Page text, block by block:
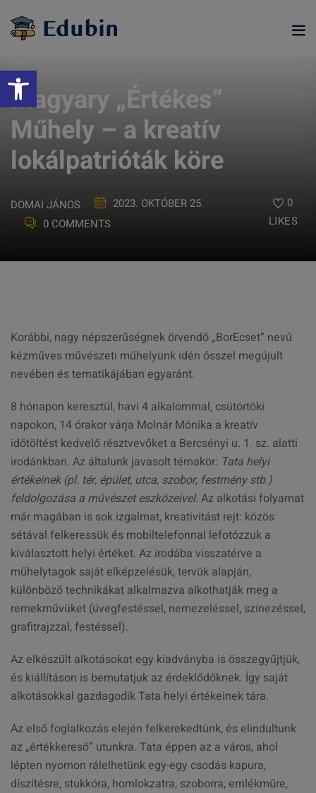
Eszköztár megnyitása
content
Magyary „Értékes”
Műhely – a kreatív
lokálpatrióták köre
DOMAI JÁNOS
2023. OKTÓBER 25.
0 COMMENTS
0
LIKES
Korábbi, nagy népszerűségnek örvendő „BorEcset” nevű
kézműves művészeti műhelyünk idén ősszel megújult
nevében és tematikájában egyaránt.
8 hónapon keresztül, havi 4 alkalommal, csütörtöki
napokon, 14 órakor várja Molnár Mónika a kreatív
időtöltést kedvelő résztvevőket a Bercsényi u. 1. sz. alatti
irodánkban. Az általunk javasolt témakör: Tata helyi
értékeinek (pl. tér, épület, utca, szobor, festmény stb.)
feldolgozása a művészet eszközeivel. Az alkotási folyamat
már magában is sok izgalmat, kreativitást rejt: közös
sétával felkeressük és mobiltelefonnal lefotózzuk a
kiválasztott helyi értéket. Az irodába visszatérve a
műhelytagok saját elképzelésük, tervük alapján,
különböző technikákat alkalmazva alkothatják meg a
remekművüket (üvegfestéssel, nemezeléssel, színezéssel,
grafitrajzzal, festéssel).
Az elkészült alkotásokat egy kiadványba is összegyűjtjük,
és kiállításon is bemutatjuk az érdeklődőknek. Így saját
alkotásokkal gazdagodik Tata helyi értékeinek tára.
Az első foglalkozás elején felkerekedtünk, és elindultunk
az „értékkereső” utunkra. Tata éppen az a város, ahol
lépten nyomon rálelhetünk egy-egy csodás kapura,
díszítésre, stukkóra, homlokzatra, szoborra, emlékműre,